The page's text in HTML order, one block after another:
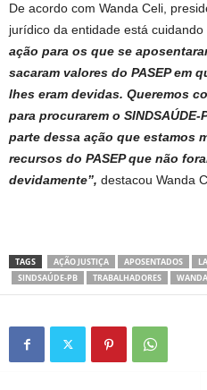
De acordo com Wanda Celi,
jurídico da entidade está cuidando
ação para os que se
sacaram valores do PASEP em
lhes eram devidas. Queremos
para procurarem o
parte dessa ação que estamos
recursos do PASEP que não
devidamente”, destacou Wanda
TAGS AÇÃO JUSTIÇA APOSENTADOS
SINDSAÚDE-PB
TRABALHADORES